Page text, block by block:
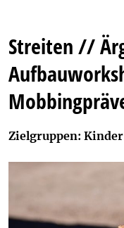
Streiten //
Zielgruppen: